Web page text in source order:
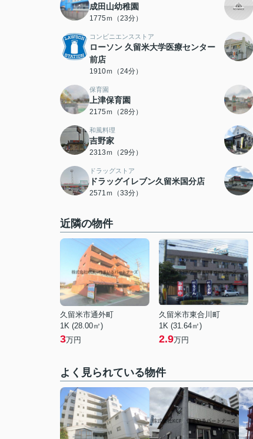
成田山幼稚園
1775ｍ（23分）
コンビニエンスストア
ローソン 久留米大学医療センター
前店
1910ｍ（24分）
保育園
上津保育園
2175ｍ（28分）
和風料理
吉野家
2313ｍ（29分）
ドラッグストア
ドラッグイレブン久留米国分店
2571ｍ（33分）
近隣の物件
久留米市通外町
1K (28.00㎡)
3万円
久留米市東合川町
1K (31.64㎡)
2.9万円
よく見られている物件